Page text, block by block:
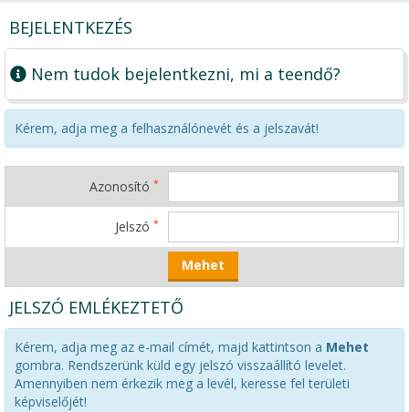
BEJELENTKEZÉS
Nem tudok bejelentkezni, mi a teendő?
Kérem, adja meg a felhasználónevét és a jelszavát!
Azonosító *
Jelszó *
JELSZÓ EMLÉKEZTETŐ
Kérem, adja meg az e-mail címét, majd kattintson a Mehet
gombra. Rendszerünk küld egy jelszó visszaállító levelet.
Amennyiben nem érkezik meg a levél, keresse fel területi
képviselőjét!